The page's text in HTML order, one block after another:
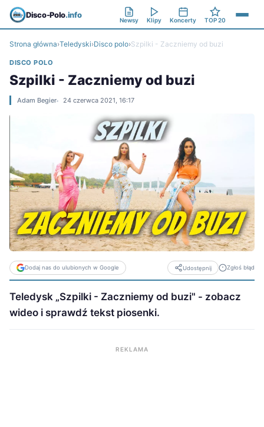
Disco-Polo.info
Newsy Klipy Koncerty TOP 20
Strona główna›Teledyski›Disco polo›Szpilki - Zaczniemy od buzi
DISCO POLO
Szpilki - Zaczniemy od buzi
Adam Begier 24 czerwca 2021, 16:17
Dodaj nas do ulubionych w Google Udostępnij Zgłoś błąd
Teledysk „Szpilki - Zaczniemy od buzi" - zobacz
wideo i sprawdź tekst piosenki.
REKLAMA